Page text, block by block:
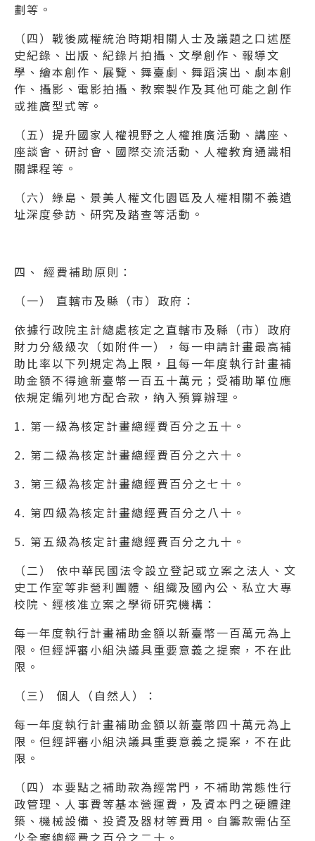
劃等。
（四）戰後威權統治時期相關人士及議題之口述歷
史紀錄、出版、紀錄片拍攝、文學創作、報導文
學、繪本創作、展覽、舞臺劇、舞蹈演出、劇本創
作、攝影、電影拍攝、教案製作及其他可能之創作
或推廣型式等。
（五）提升國家人權視野之人權推廣活動、講座、
座談會、研討會、國際交流活動、人權教育通識相
關課程等。
（六）綠島、景美人權文化園區及人權相關不義遺
址深度參訪、研究及踏查等活動。
四、 經費補助原則：
（一） 直轄市及縣（市）政府：
依據行政院主計總處核定之直轄市及縣（市）政府
財力分級級次（如附件一），每一申請計畫最高補
助比率以下列規定為上限，且每一年度執行計畫補
助金額不得逾新臺幣一百五十萬元；受補助單位應
依規定編列地方配合款，納入預算辦理。
1. 第一級為核定計畫總經費百分之五十。
2. 第二級為核定計畫總經費百分之六十。
3. 第三級為核定計畫總經費百分之七十。
4. 第四級為核定計畫總經費百分之八十。
5. 第五級為核定計畫總經費百分之九十。
（二） 依中華民國法令設立登記或立案之法人、文
史工作室等非營利團體、組織及國內公、私立大專
校院、經核准立案之學術研究機構：
每一年度執行計畫補助金額以新臺幣一百萬元為上
限。但經評審小組決議具重要意義之提案，不在此
限。
（三） 個人（自然人）：
每一年度執行計畫補助金額以新臺幣四十萬元為上
限。但經評審小組決議具重要意義之提案，不在此
限。
（四）本要點之補助款為經常門，不補助常態性行
政管理、人事費等基本營運費，及資本門之硬體建
築、機械設備、投資及器材等費用。自籌款需佔至
少全案總經費之百分之二十。